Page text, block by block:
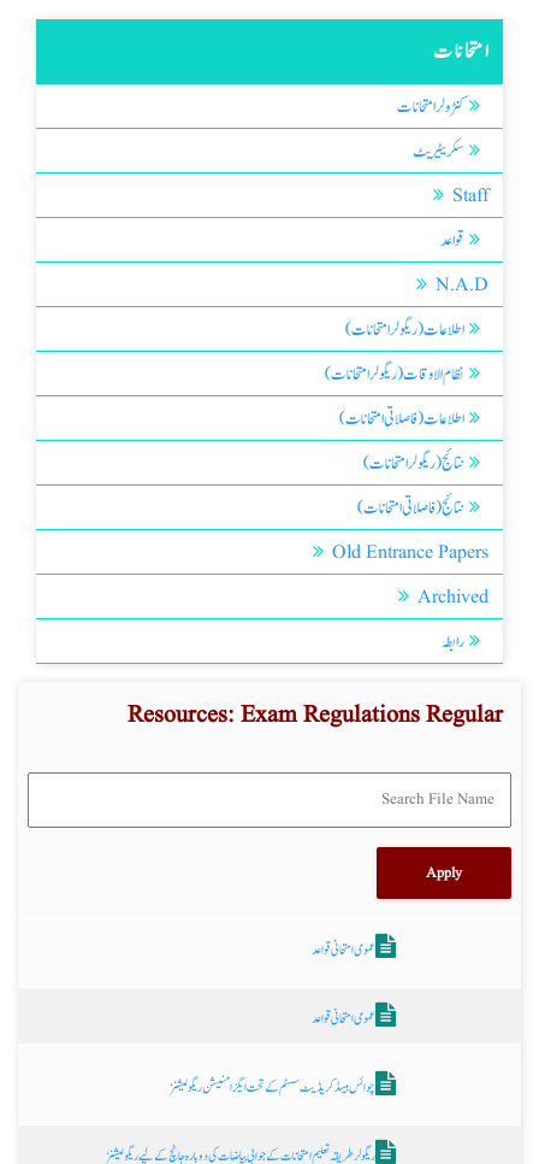
امتحانات
کنٹرولرامتحانات
سکریٹیریٹ
Staff
قواعد
N.A.D
اطلاعات (ریگولر امتحانات)
نظام الاوقات (ریگولر امتحانات)
اطلاعات (فاصلاتی امتحانات)
نتائج (ریگولر امتحانات)
نتائج (فاصلاتی امتحانات)
Old Entrance Papers
Archived
رابطہ
Resources: Exam Regulations Regular
عمومی امتحانی قواعد
عمومی امتحانی قواعد
چوائس بیسڈ کریڈیٹ سسٹم کے تحت ایگزامنیشن ریگولیشنز
ریگولر طریقہ تعلیم امتحانات کے جوابی بیاضات کی دوبارہ جانچ کے لیے ریگولیشنز